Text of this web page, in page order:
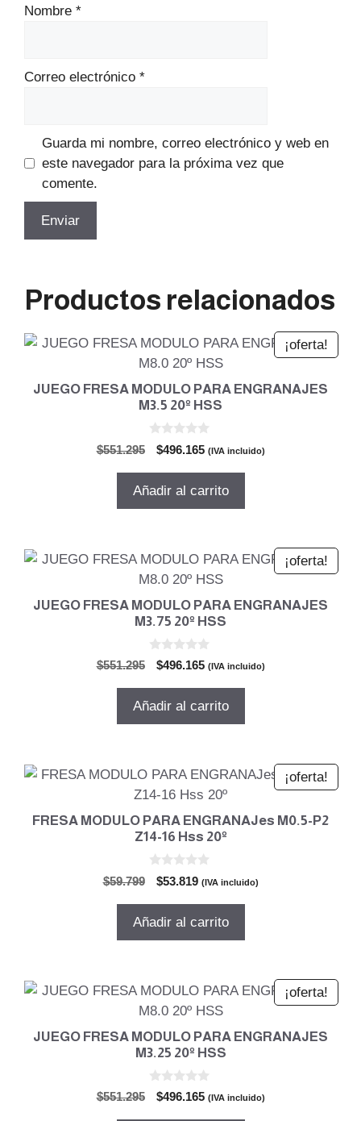
Nombre *
Correo electrónico *
Guarda mi nombre, correo electrónico y web en
este navegador para la próxima vez que
comente.
Productos relacionados
¡oferta!
JUEGO FRESA MODULO PARA ENGRANAJES
M3.5 20º HSS
$551.295
El
original
$496.165El
actual
(IVA incluido)
Añadir al carrito
¡oferta!
JUEGO FRESA MODULO PARA ENGRANAJES
M3.75 20º HSS
$551.295
El
original
$496.165El
actual
(IVA incluido)
Añadir al carrito
¡oferta!
FRESA MODULO PARA ENGRANAJes M0.5-P2
Z14-16 Hss 20º
$59.799
El
original
$53.819El
actual
(IVA incluido)
Añadir al carrito
¡oferta!
JUEGO FRESA MODULO PARA ENGRANAJES
M3.25 20º HSS
$551.295
El
$496.165El(IVA incluido)